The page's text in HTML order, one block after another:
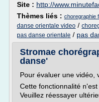
Site : http://
Thèmes liés : choregraphie
danse orientale video /
pas danse orientale / pas
Stromae
danse'
Pour évaluer une vidéo,
Cette fonctionnalité
Veuillez réessayer